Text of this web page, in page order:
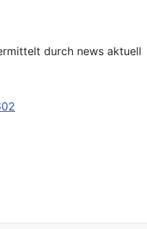
durch news aktuell
- Zeugen gesucht